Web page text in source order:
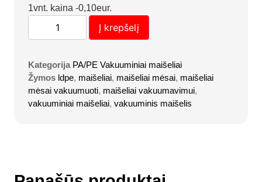
1vnt. kaina -0,10eur.
Į krepšelį
Kategorija PA/PE Vakuuminiai maišeliai
Žymos ldpe, maišeliai, maišeliai mėsai, maišeliai
mėsai vakuumuoti, maišeliai vakuumavimui,
vakuuminiai maišeliai, vakuuminis maišelis